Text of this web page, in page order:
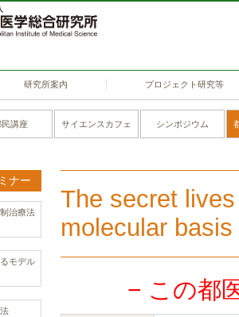
研究所案内 プロジェクト研究等
民講座 サイエンスカフェ シンポジウム
ナー
治療法
モデル
The secret
molecular
− この都